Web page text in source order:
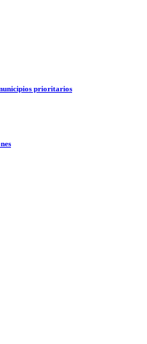
prioritarios